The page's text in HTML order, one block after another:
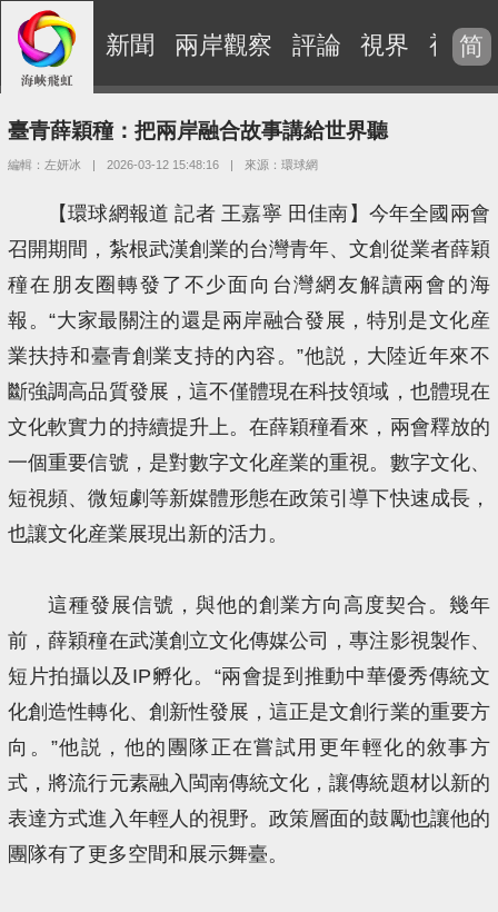
新聞 兩岸觀察 評論 視界 視頻
简
臺青薛穎穜：把兩岸融合故事講給世界聽
編輯：左妍冰 | 2026-03-12 15:48:16 | 來源：環球網
【環球網報道 記者 王嘉寧 田佳南】今年全國兩會
召開期間，紮根武漢創業的台灣青年、文創從業者薛穎
穜在朋友圈轉發了不少面向台灣網友解讀兩會的海
報。“大家最關注的還是兩岸融合發展，特別是文化産
業扶持和臺青創業支持的內容。”他説，大陸近年來不
斷強調高品質發展，這不僅體現在科技領域，也體現在
文化軟實力的持續提升上。在薛穎穜看來，兩會釋放的
一個重要信號，是對數字文化産業的重視。數字文化、
短視頻、微短劇等新媒體形態在政策引導下快速成長，
也讓文化産業展現出新的活力。
這種發展信號，與他的創業方向高度契合。幾年
前，薛穎穜在武漢創立文化傳媒公司，專注影視製作、
短片拍攝以及IP孵化。“兩會提到推動中華優秀傳統文
化創造性轉化、創新性發展，這正是文創行業的重要方
向。”他説，他的團隊正在嘗試用更年輕化的敘事方
式，將流行元素融入閩南傳統文化，讓傳統題材以新的
表達方式進入年輕人的視野。政策層面的鼓勵也讓他的
團隊有了更多空間和展示舞臺。